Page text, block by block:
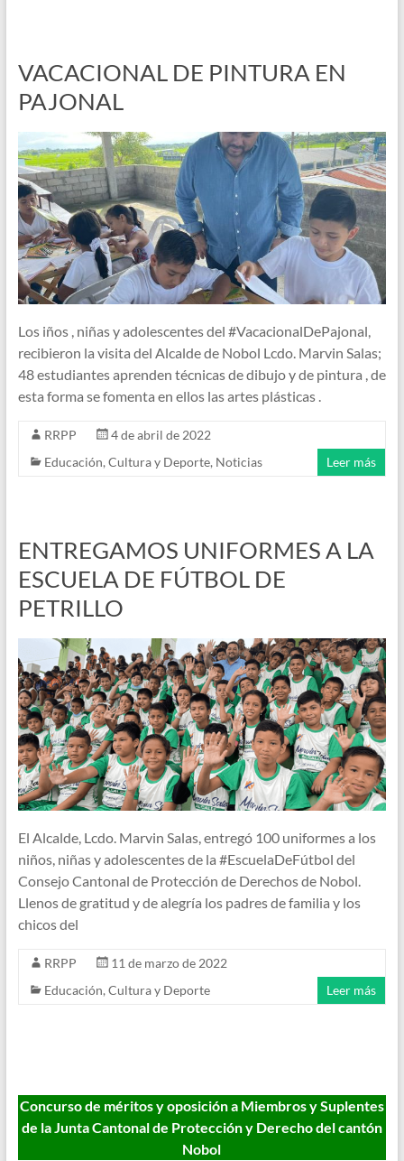
VACACIONAL DE PINTURA EN
PAJONAL
Los iños , niñas y adolescentes del #VacacionalDePajonal,
recibieron la visita del Alcalde de Nobol Lcdo. Marvin Salas;
48 estudiantes aprenden técnicas de dibujo y de pintura , de
esta forma se fomenta en ellos las artes plásticas .
RRPP
4 de abril de 2022
Educación, Cultura y Deporte, Noticias Leer más
ENTREGAMOS UNIFORMES A LA
ESCUELA DE FÚTBOL DE
PETRILLO
El Alcalde, Lcdo. Marvin Salas, entregó 100 uniformes a los
niños, niñas y adolescentes de la #EscuelaDeFútbol del
Consejo Cantonal de Protección de Derechos de Nobol.
Llenos de gratitud y de alegría los padres de familia y los
chicos del
RRPP
11 de marzo de 2022
Educación, Cultura y Deporte
Leer más
Concurso de méritos y oposición a Miembros y Suplentes
de la Junta Cantonal de Protección y Derecho del cantón
Nobol